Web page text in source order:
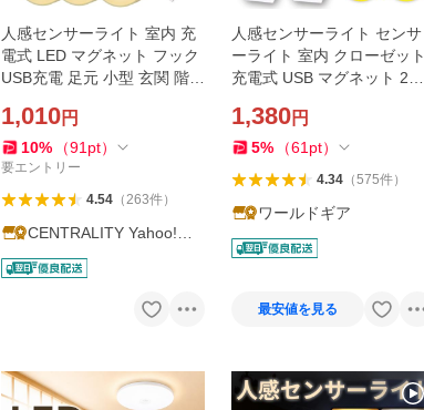
人感センサーライト 室内 充
電式 LED マグネット フック
USB充電 足元 小型 玄関 階段
下 暖色 賃貸 屋内
1,010円
10% （91 pt）
要エントリー
4.54（263件）
CENTRALITY Yahoo!シ
ョッピング店
人感センサーライト センサ
ーライト 室内 クローゼット
充電式 USB マグネット 2個
下
1,380円
5% （61 pt）
4.34（575件）
ワールドギア
最安値を見る